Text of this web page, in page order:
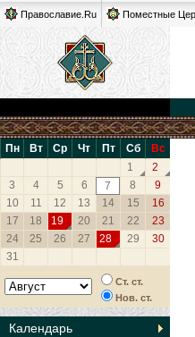
Православие.Ru Поместные
Пн Вт Ср Чт Пт Сб
Вс
1
2
3
4 5 6 7 8
9
10
11 12 13 14 15
16
17
18 19 20 21 22
23
24
25 26 27 28 29
30
31
Ст. ст.
Нов. ст.
Календарь